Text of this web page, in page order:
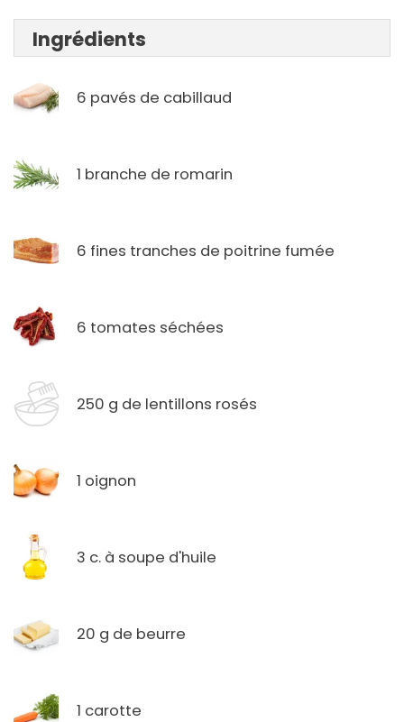
Ingrédients
6 pavés de cabillaud
1 branche de romarin
6 fines tranches de poitrine fumée
6 tomates séchées
250 g de lentillons rosés
1 oignon
3 c. à soupe d'huile
20 g de beurre
1 carotte